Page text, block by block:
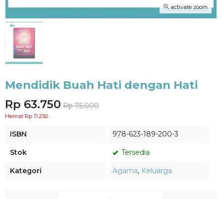
activate zoom
Mendidik Buah Hati dengan Hati
Rp 63.750 Rp 75.000
Hemat Rp 11.250
ISBN 978-623-189-200-3
Stok Tersedia
Kategori Agama, Keluarga